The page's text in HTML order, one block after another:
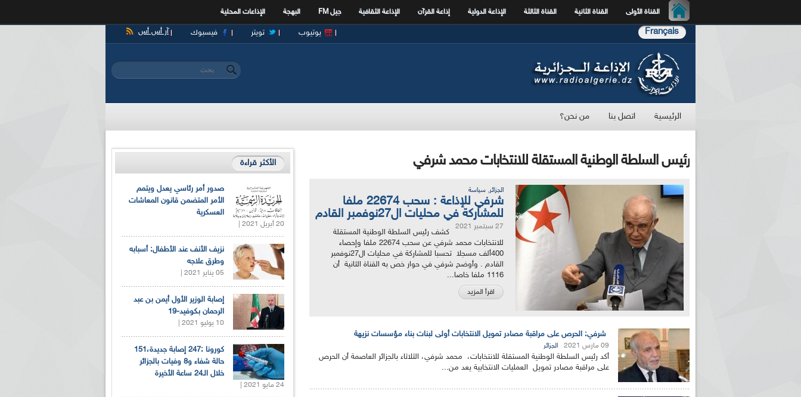
القناة الأولى القناة الثانية القناة الثالثة الإذاعة الدولية إذاعة القرآن الإذاعة الثقافية جيل FM البهجة الإذاعات المحلية
Français آر أس أس فيسبوك تويتر يوتيوب
استمارة البحث
‏بحث ‏
الرئيسية اتصل بنا من نحن؟
رئيس السلطة الوطنية المستقلة للانتخابات محمد شرفي
الجزائر, سياسة
شرفي للإذاعة : سحب 22674 ملفا
للمشاركة في محليات ال27نوفمبر القادم
27 سبتمبر 2021
كشف رئيس السلطة الوطنية المستقلة
للانتخابات محمد شرفي عن سحب 22674 ملفا وإحصاء
400ألف مسجلا تحسبا للمشاركة في محليات ال27نوفمبر
القادم . وأوضح شرفي في حوار خص به القناة الثانية أن
1116 ملفا خاصا...
اقرأ المزيد
شرفي: الحرص على مراقبة مصادر تمويل الانتخابات أولى لبنات بناء مؤسسات نزيهة
09 مارس 2021 الجزائر
أكد رئيس السلطة الوطنية المستقلة للانتخابات، محمد شرفي، الثلاثاء بالجزائر العاصمة أن الحرص
على مراقبة مصادر تمويل العمليات الانتخابية يعد من...
الأكثر قراءة
صدور أمر رئاسي يعدل ويتمم
الأمر المتضمن قانون المعاشات
العسكرية
20 أبريل 2021 |
نزيف الأنف عند الأطفال: أسبابه
وطرق علاجه
05 يناير 2021 |
إصابة الوزير الأول أيمن بن عبد
الرحمان بكوفيد-19
10 يوليو 2021 |
كورونا :247 إصابة جديدة،151
حالة شفاء و8 وفيات بالجزائر
خلال الـ24 ساعة الأخيرة
24 مايو 2021 |